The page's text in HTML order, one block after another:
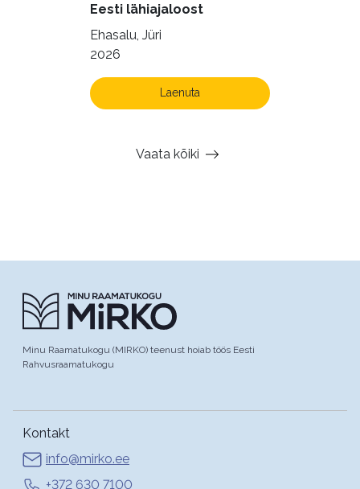
Eesti lähiajaloost
Ehasalu, Jüri
2026
Laenuta
Vaata kõiki
Minu Raamatukogu (MIRKO) teenust hoiab töös Eesti
Rahvusraamatukogu
Kontakt
info@mirko.ee
+372 630 7100